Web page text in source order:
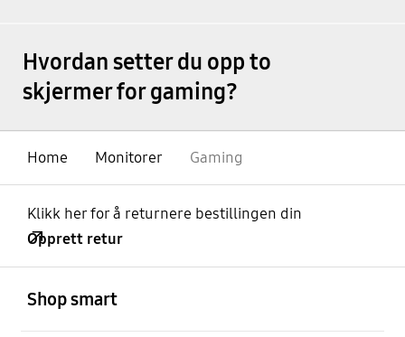
Hvordan setter du opp to
skjermer for gaming?
Home Monitorer Gaming
Klikk her for å returnere bestillingen din
Opprett retur
Shop smart